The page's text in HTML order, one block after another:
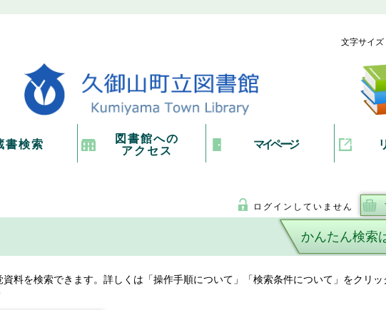
文字サイズ
書検索
図書館への
アクセス
マイページ
ログインしていません
かんたん検索
料を検索できます。詳しくは「操作手順について」「検索条件について」をクリ